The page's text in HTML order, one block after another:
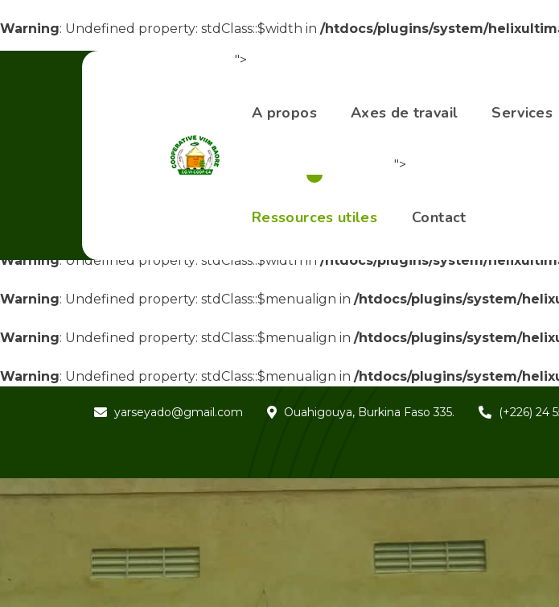
Warning: Undefined property: stdClass::$width in /htdocs/plugins/system/
: Undefined property: stdClass::$width in
: Undefined property: stdClass::$menualign in /htdocs/plugins/system/
: Undefined property: stdClass::$menualign in
: Undefined property: stdClass::$menualign in
: Undefined property: stdClass::$width in/htdocs/plugins/system/
Warning: Undefined property: stdClass::$width in /htdocs/plugins/system/
Warning: Undefined property: stdClass::$menualign in /htdocs/plugins/system/
Warning: Undefined property: stdClass::$menualign in /htdocs/plugins/system/
Warning: Undefined property: stdClass::$menualign in /htdocs/plugins/system/
yarseyado@gmail.com Ouahigouya, Burkina Faso 335. (+226) 24
">
A propos Axes de travail Services
Ressources utiles
">
Contact